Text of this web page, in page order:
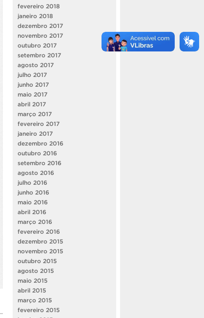
fevereiro 2018
janeiro 2018
dezembro 2017
novembro 2017
outubro 2017
setembro 2017
agosto 2017
julho 2017
junho 2017
maio 2017
abril 2017
março 2017
fevereiro 2017
janeiro 2017
dezembro 2016
outubro 2016
setembro 2016
agosto 2016
julho 2016
junho 2016
maio 2016
abril 2016
março 2016
fevereiro 2016
dezembro 2015
novembro 2015
outubro 2015
agosto 2015
maio 2015
abril 2015
março 2015
fevereiro 2015